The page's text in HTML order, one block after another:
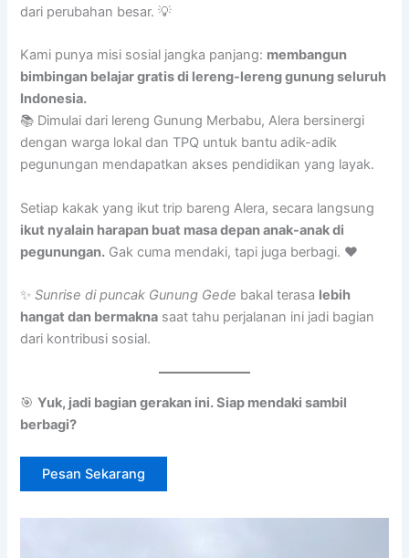
dari perubahan besar. 💡
Kami punya misi sosial jangka panjang: membangun
bimbingan belajar gratis di lereng-lereng gunung seluruh
Indonesia.
📚 Dimulai dari lereng Gunung Merbabu, Alera bersinergi
dengan warga lokal dan TPQ untuk bantu adik-adik
pegunungan mendapatkan akses pendidikan yang layak.
Setiap kakak yang ikut trip bareng Alera, secara langsung
ikut nyalain harapan buat masa depan anak-anak di
pegunungan. Gak cuma mendaki, tapi juga berbagi. ❤️
✨Sunrise di puncak Gunung Gede bakal terasa lebih
hangat dan bermakna saat tahu perjalanan ini jadi bagian
dari kontribusi sosial.
🎯Yuk, jadi bagian gerakan ini. Siap mendaki sambil
berbagi?
Pesan Sekarang